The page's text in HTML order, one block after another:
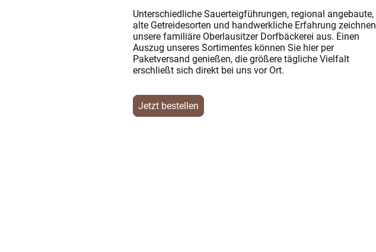
Unterschiedliche Sauerteigführungen, regional angebaute,
alte Getreidesorten und handwerkliche Erfahrung zeichnen
unsere familiäre Oberlausitzer Dorfbäckerei aus. Einen
Auszug unseres Sortimentes können Sie hier per
Paketversand genießen, die größere tägliche Vielfalt
erschließt sich direkt bei uns vor Ort.
Jetzt bestellen